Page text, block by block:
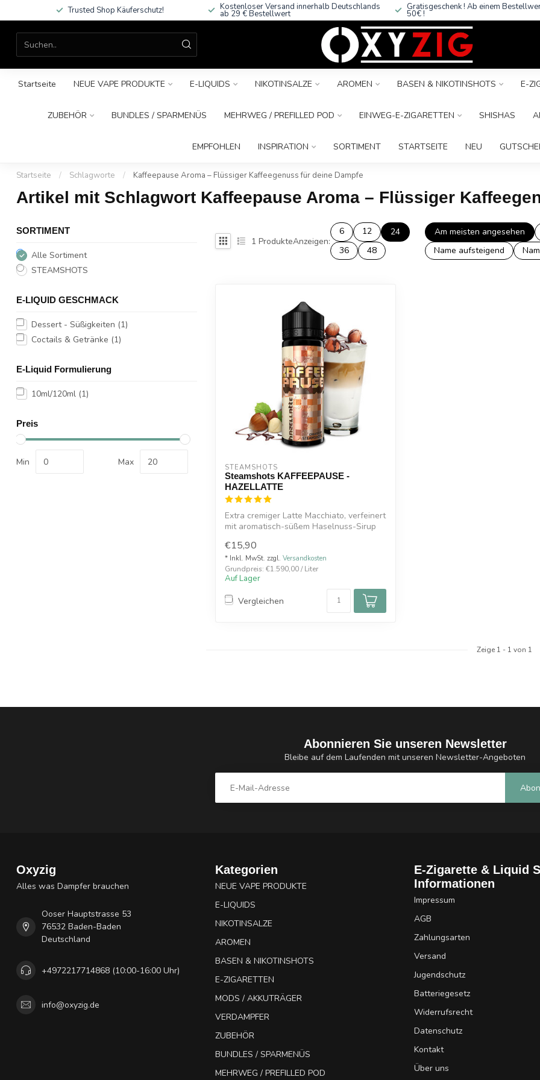
Trusted Shop Käuferschutz! Kostenloser Versand innerhalb Deutschlands
ab 29 € Bestellwert
Gratisgeschenk ! Ab einem
50€ !
Startseite NEUE VAPE PRODUKTE E-LIQUIDS NIKOTINSALZE AROMEN BASEN & NIKOTINSHOTS E-
ZUBEHÖR BUNDLES / SPARMENÜS MEHRWEG / PREFILLED POD EINWEG-E-ZIGARETTEN SHISHAS
EMPFOHLEN INSPIRATION SORTIMENT STARTSEITE NEU
Startseite / Schlagworte / Kaffeepause Aroma – Flüssiger Kaffeegenuss für deine Dampfe
Artikel mit Schlagwort Kaffeepause Aroma – Flüssiger
SORTIMENT
Alle Sortiment
STEAMSHOTS
E-LIQUID GESCHMACK
Dessert - Süßigkeiten (1)
Coctails & Getränke (1)
E-Liquid Formulierung
10ml/120ml (1)
Preis
Min Max
1 ProdukteAnzeigen:
6 12
24
36
48
Am meisten angesehen
Name aufsteigend
STEAMSHOTS
Steamshots KAFFEEPAUSE -
HAZELLATTE
Extra cremiger Latte Macchiato, verfeinert
mit aromatisch-süßem Haselnuss-Sirup
€15,90
* Inkl. MwSt. zzgl. Versandkosten
Grundpreis: €1.590,00 / Liter
Auf Lager
Vergleichen
Zeige 1 - 1 von 1
Abonnieren Sie unseren Newsletter
Bleibe auf dem Laufenden mit unseren Newsletter-Angeboten
Oxyzig
Alles was Dampfer brauchen
Ooser Hauptstrasse 53
76532 Baden-Baden
Deutschland
+4972217714868 (10:00-16:00 Uhr)
info@oxyzig.de
Kategorien
NEUE VAPE PRODUKTE
E-LIQUIDS
NIKOTINSALZE
AROMEN
BASEN & NIKOTINSHOTS
E-ZIGARETTEN
MODS / AKKUTRÄGER
VERDAMPFER
ZUBEHÖR
BUNDLES / SPARMENÜS
MEHRWEG / PREFILLED POD
E-Zigarette & Liquid
Informationen
Impressum
AGB
Zahlungsarten
Versand
Jugendschutz
Batteriegesetz
Widerrufsrecht
Datenschutz
Kontakt
Über uns